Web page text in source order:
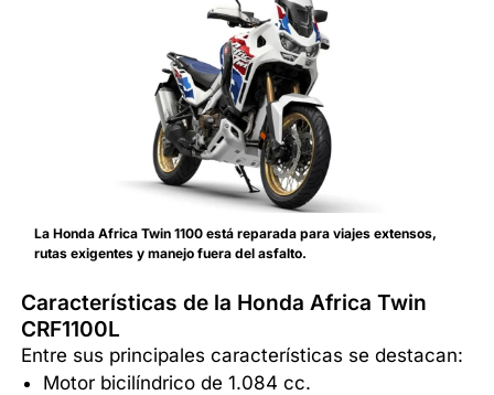
La Honda Africa Twin 1100 está reparada para viajes extensos,
rutas exigentes y manejo fuera del asfalto.
Características de la Honda Africa Twin
CRF1100L
Entre sus principales características se destacan:
Motor bicilíndrico de 1.084 cc.